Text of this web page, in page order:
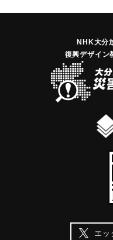
NHK大分
復興デザイン
エッ